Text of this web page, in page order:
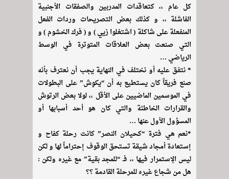
كل عام ،، كتعاقدات المدربين والصفقات الأجنبية
الفاشلة ،، و كذلك بعض التصريحات وردات الفعل
المنفعلة على شاكلة ( اشتغلوا زيي ) و ( فرك الخشوم ) و
التي صنعت بعض العلاقات المتوترة في الوسط
الرياضي …
* نتفق عليه أو نختلف في النهاية يجب أن نعترف بأنه
صنع فريقاً كان يستطيع به أن “يكوِش” على البطولات
في الموسمين الماضيين على الأقل ،، لولا بعض الرتوش
والقرارات الخاطئة والتي كان هو أحد أسبابها أو
المسؤول الأول عنها …
*نعم هي فترة “كحيلان النصر” كانت رحلة كفاح و
إستعادة أمجاد شيقة تستحق الوقوف إحتراماً لها و لكن
ليس الإستمرار فيها ،، فـ “للمجد بقية” مع غيره ولكن :
هل من شجاع غيره للمرحلة القادمة ؟؟